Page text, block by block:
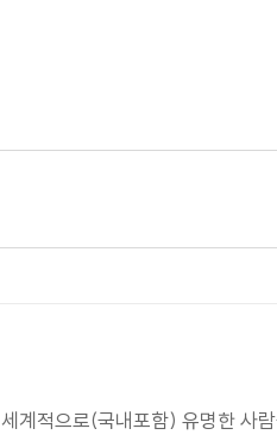
계적으로(국내포함) 유명한 사